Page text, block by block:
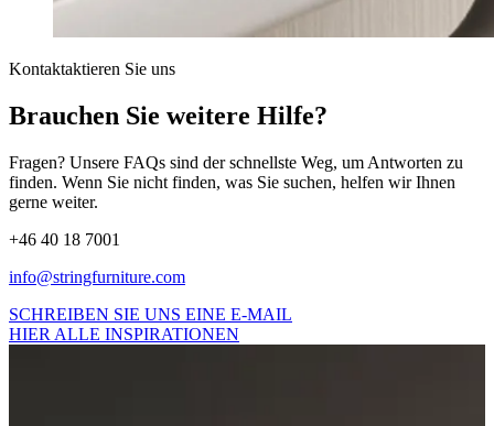
Kontaktaktieren Sie uns
Brauchen Sie weitere Hilfe?
Fragen? Unsere FAQs sind der schnellste Weg, um Antworten zu
finden. Wenn Sie nicht finden, was Sie suchen, helfen wir Ihnen
gerne weiter.
+46 40 18 7001
info@stringfurniture.com
SCHREIBEN SIE UNS EINE E-MAIL
HIER ALLE INSPIRATIONEN